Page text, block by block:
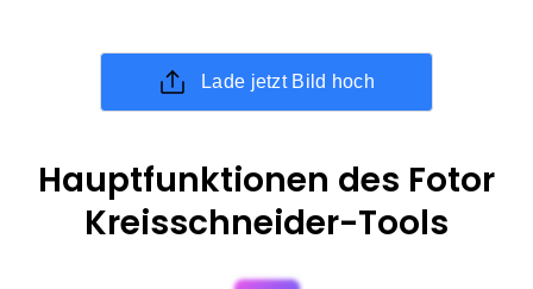
Lade jetzt Bild hoch
Hauptfunktionen des Fotor
Kreisschneider-Tools